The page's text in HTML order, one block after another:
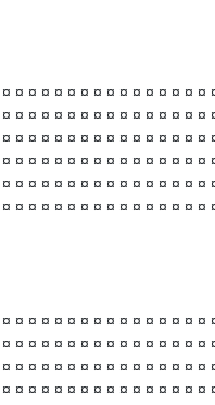
¤ ¤ ¤ ¤ ¤ ¤ ¤ ¤ ¤ ¤ ¤ ¤ ¤ ¤ ¤
¤ ¤ ¤ ¤ ¤ ¤ ¤ ¤ ¤ ¤ ¤ ¤ ¤ ¤ ¤
¤ ¤ ¤ ¤ ¤ ¤ ¤ ¤ ¤ ¤ ¤ ¤ ¤ ¤ ¤
¤ ¤ ¤ ¤ ¤ ¤ ¤ ¤ ¤ ¤ ¤ ¤ ¤ ¤ ¤
¤ ¤ ¤ ¤ ¤ ¤ ¤ ¤ ¤ ¤ ¤ ¤ ¤ ¤ ¤
¤ ¤ ¤ ¤ ¤ ¤ ¤ ¤ ¤ ¤ ¤ ¤ ¤ ¤ ¤
¤ ¤ ¤ ¤ ¤ ¤ ¤ ¤ ¤ ¤ ¤ ¤ ¤ ¤ ¤
¤ ¤ ¤ ¤ ¤ ¤ ¤ ¤ ¤ ¤ ¤ ¤ ¤ ¤ ¤
¤ ¤ ¤ ¤ ¤ ¤ ¤ ¤ ¤ ¤ ¤ ¤ ¤ ¤ ¤
¤ ¤ ¤ ¤ ¤ ¤ ¤ ¤ ¤ ¤ ¤ ¤ ¤ ¤ ¤